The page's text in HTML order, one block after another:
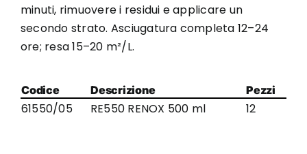
minuti, rimuovere i residui e applicare un
secondo strato. Asciugatura completa 12–24
ore; resa 15–20 m²/L.
Codice Descrizione Pezzi
61550/05 RE550 RENOX 500 ml 12